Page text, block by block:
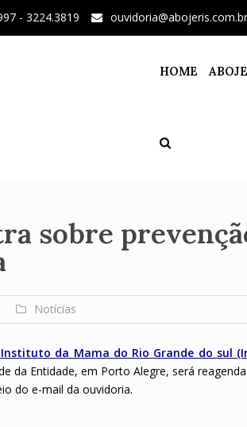
- 3224.3819 ouvidoria@abojeris.com.br
HOME
sobre
Notícias
da Mama do Rio Grande do sul
da Entidade, em Porto Alegre, será
do e-mail da ouvidoria.